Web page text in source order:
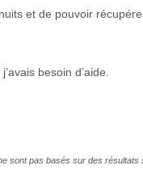
et de pouvoir
besoin d’aide.
sont pas basés sur des résultats